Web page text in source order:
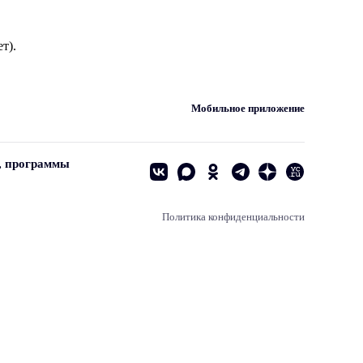
Мобильное приложение
программы
Политика конфиденциальности